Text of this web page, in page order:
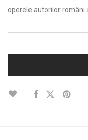
operele autorilor români